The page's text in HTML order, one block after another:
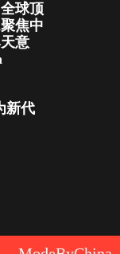
球顶
焦中
意
新代